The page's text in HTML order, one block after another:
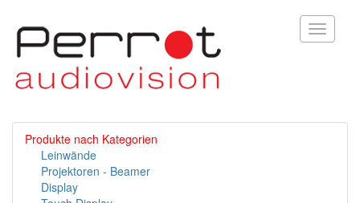
Toggle
Produkte nach Kategorien
Leinwände
Projektoren - Beamer
Display